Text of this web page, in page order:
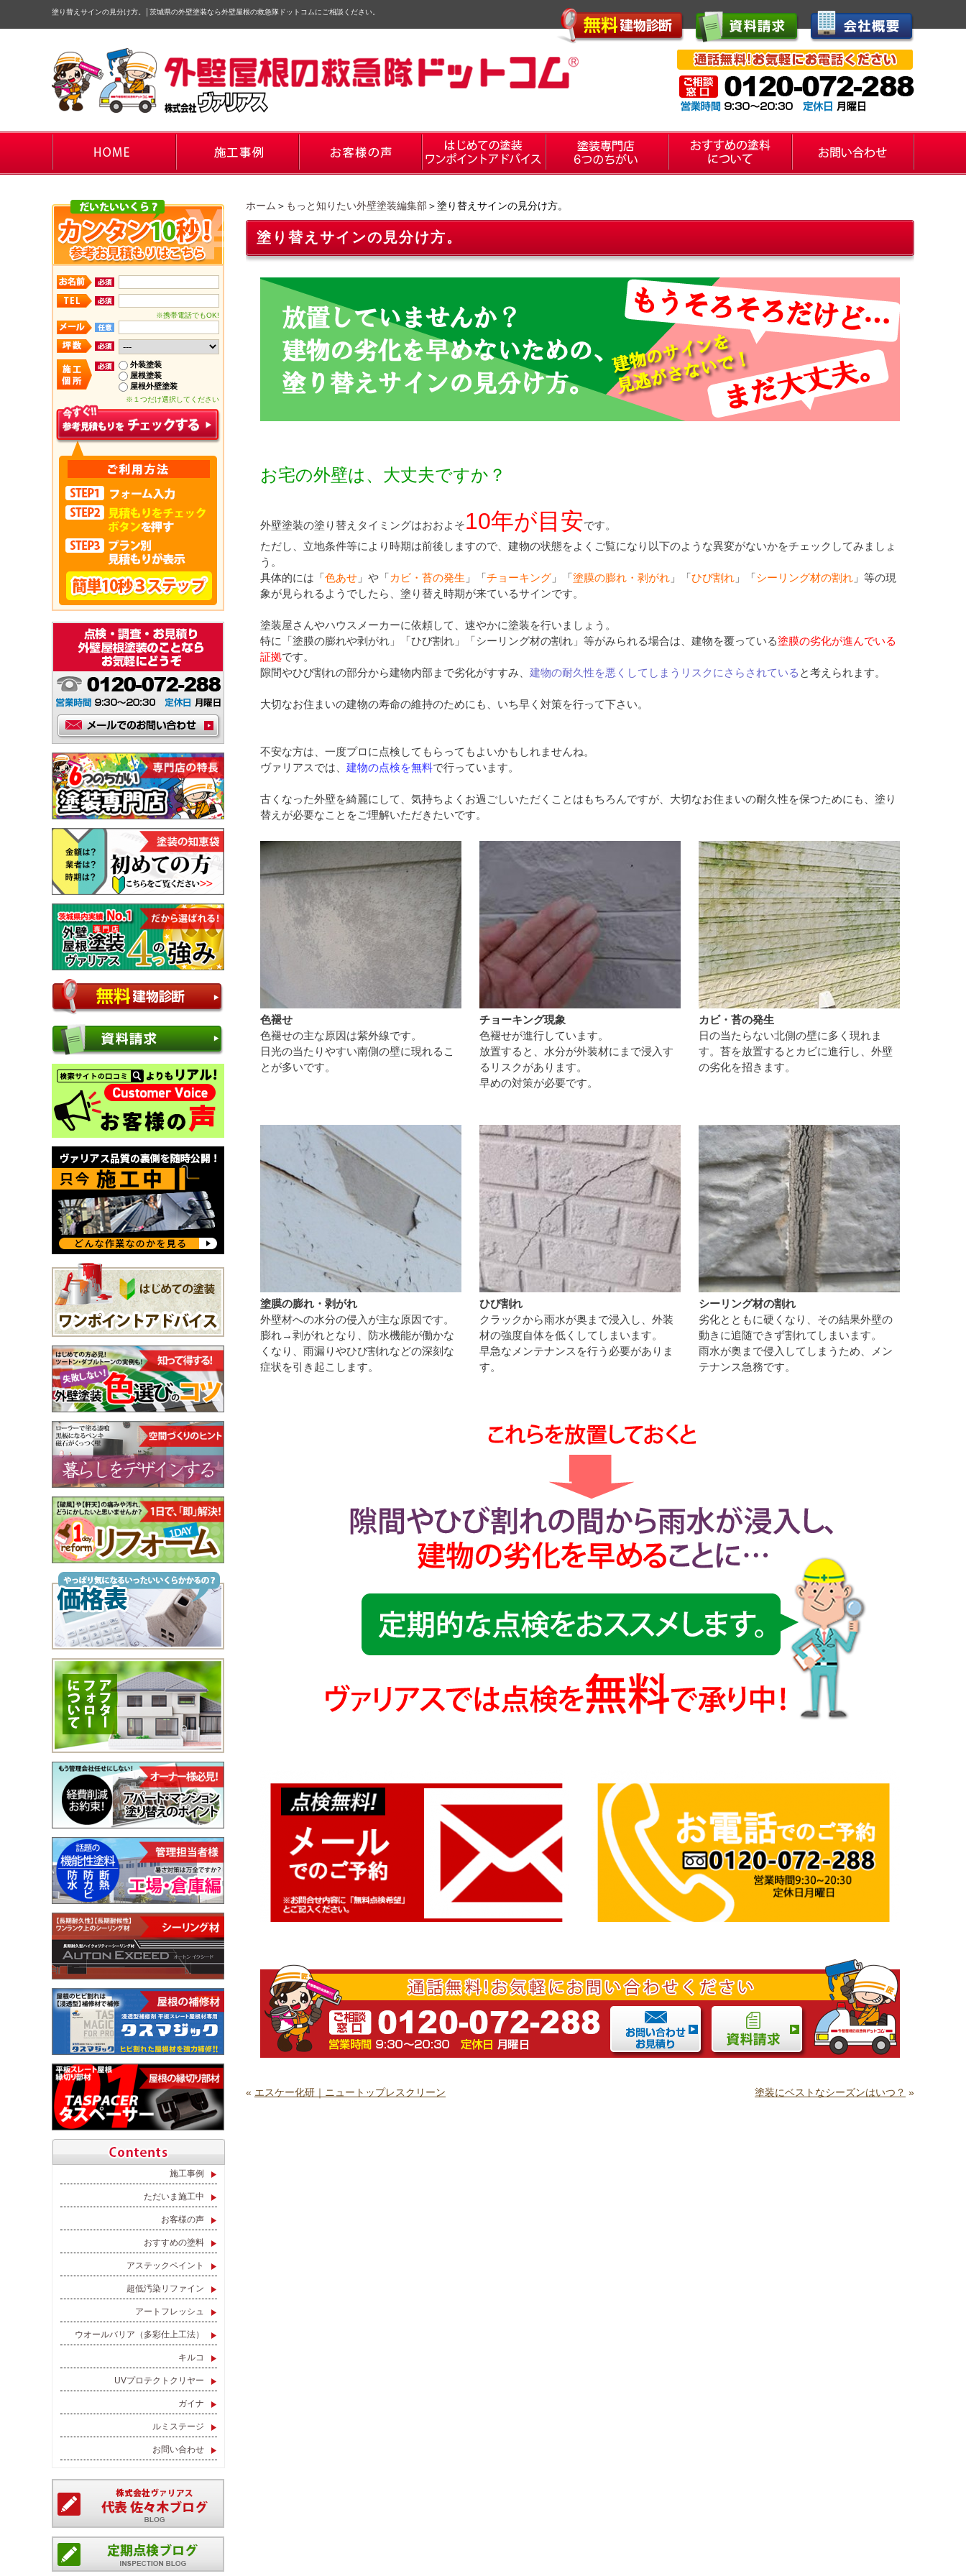
塗り替えサインの見分け方。 茨城県の外壁塗装なら外壁屋根の救急隊ドットコムにご相談ください。
ホーム ＞ もっと知りたい外壁塗装編集部 ＞塗り替えサインの見分け方。
塗り替えサインの見分け方。
お宅の外壁は、大丈夫ですか？
外壁塗装の塗り替えタイミングはおおよそ10年が目安です。
ただし、立地条件等により時期は前後しますので、建物の状態をよくご覧になり以下のような異変がないかをチェックしてみましょ
う。
具体的には「色あせ 」や「カビ・苔の発生 」「チョーキング 」「塗膜の膨れ・剥がれ 」「ひび割れ 」「シーリング材の割れ 」等の現
象が見られるようでしたら、塗り替え時期が来ているサインです。
塗装屋さんやハウスメーカーに依頼して、速やかに塗装を行いましょう。
特に「塗膜の膨れや剥がれ」「ひび割れ」「シーリング材の割れ」等がみられる場合は、建物を覆っている塗膜の劣化が進んでいる
証拠です。
隙間やひび割れの部分から建物内部まで劣化がすすみ、 建物の耐久性を悪くしてしまうリスクにさらされている と考えられます。
大切なお住まいの建物の寿命の維持のためにも、いち早く対策を行って下さい。
不安な方は、一度プロに点検してもらってもよいかもしれませんね。
ヴァリアスでは、 建物の点検を無料で行っています。
古くなった外壁を綺麗にして、気持ちよくお過ごしいただくことはもちろんですが、大切なお住まいの耐久性を保つためにも、塗り
替えが必要なことをご理解いただきたいです。
色褪せ
色褪せの主な原因は紫外線です。
日光の当たりやすい南側の壁に現れるこ
とが多いです。
チョーキング現象
色褪せが進行しています。
放置すると、水分が外装材にまで浸入す
るリスクがあります。
早めの対策が必要です。
カビ・苔の発生
日の当たらない北側の壁に多く現れま
す。苔を放置するとカビに進行し、外壁
の劣化を招きます。
塗膜の膨れ・剥がれ
外壁材への水分の侵入が主な原因です。
膨れ→剥がれとなり、防水機能が働かな
くなり、雨漏りやひび割れなどの深刻な
症状を引き起こします。
ひび割れ
クラックから雨水が奥まで浸入し、外装
材の強度自体を低くしてしまいます。
早急なメンテナンスを行う必要がありま
す。
シーリング材の割れ
劣化とともに硬くなり、その結果外壁の
動きに追随できず割れてしまいます。
雨水が奥まで侵入してしまうため、メン
テナンス急務です。
« エスケー化研｜ニュートップレスクリーン 塗装にベストなシーズンはいつ？ »
※携帯電話でもOK!
外装塗装
屋根塗装
屋根外壁塗装
※１つだけ選択してください
施工事例
ただいま施工中
お客様の声
おすすめの塗料
アステックペイント
超低汚染リファイン
アートフレッシュ
ウオールバリア（多彩仕上工法）
キルコ
UVプロテクトクリヤー
ガイナ
ルミステージ
お問い合わせ